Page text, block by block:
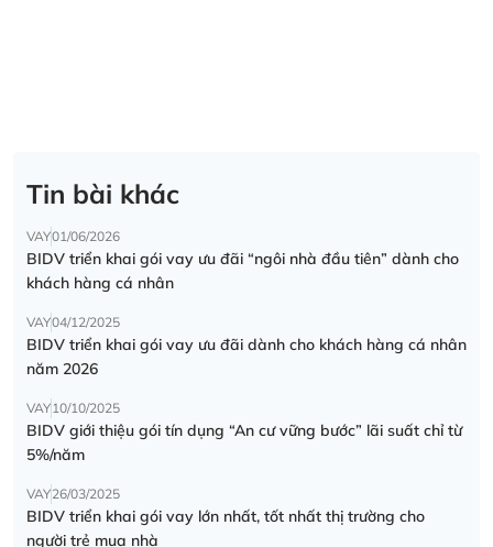
Tin bài khác
VAY01/06/2026
BIDV triển khai gói vay ưu đãi “ngôi nhà đầu tiên” dành cho
khách hàng cá nhân
VAY04/12/2025
BIDV triển khai gói vay ưu đãi dành cho khách hàng cá nhân
năm 2026
VAY10/10/2025
BIDV giới thiệu gói tín dụng “An cư vững bước” lãi suất chỉ từ
5%/năm
VAY26/03/2025
BIDV triển khai gói vay lớn nhất, tốt nhất thị trường cho
người trẻ mua nhà